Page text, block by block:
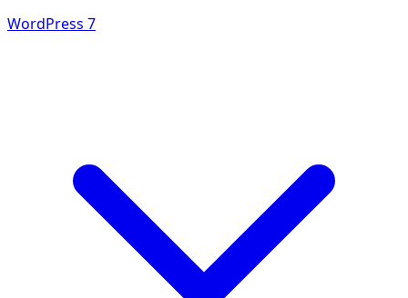
WordPress 7